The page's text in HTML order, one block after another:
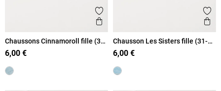
Ajouter aux favoris
Aperçu rapide
Chaussons Cinnamoroll fille (31-
35)
6,00 €
Chausson Les Sisters fille (31-
35)
6,00 €